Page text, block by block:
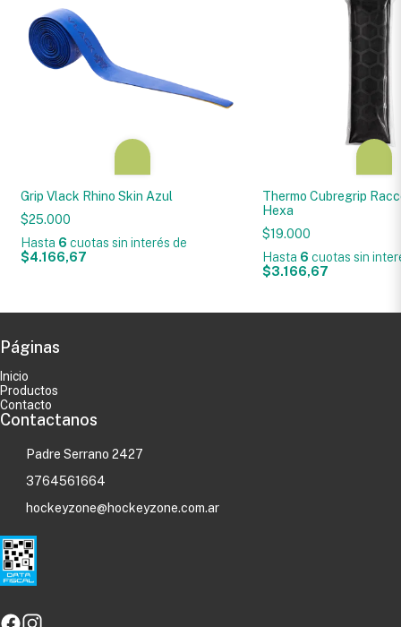
Grip Vlack Rhino Skin Azul
$25.000
Hasta 6 cuotas sin interés de
$4.166,67
Thermo Cubregrip
Hexa
$19.000
Hasta 6 cuotas sin
$3.166,67
Páginas
Inicio
Productos
Contacto
Contactanos
Padre Serrano 2427
3764561664
hockeyzone@hockeyzone.com.ar